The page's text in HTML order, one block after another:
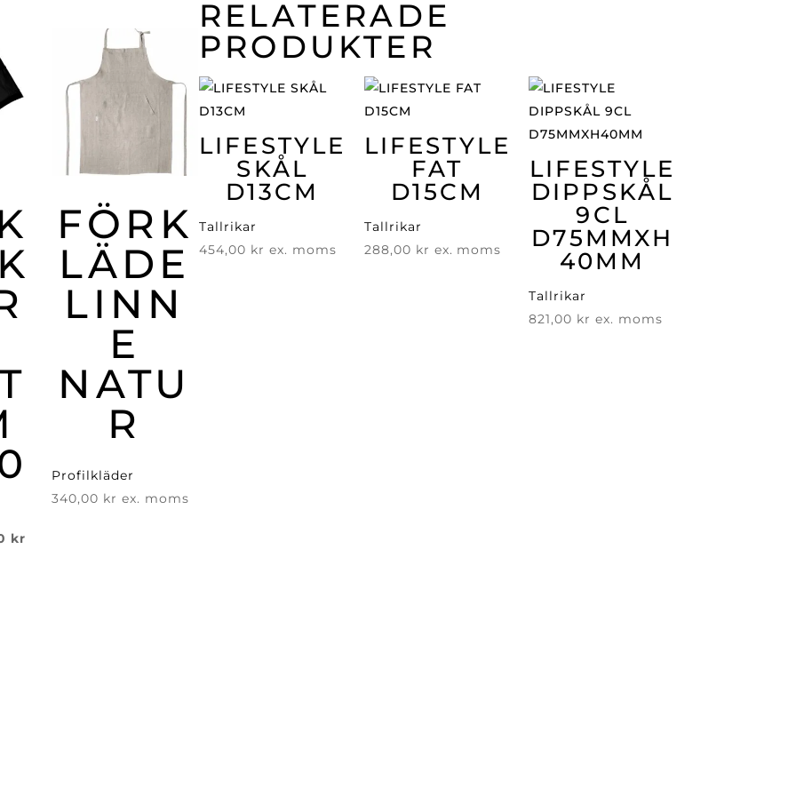
krDet
FÖRK
LÄDE
LINN
E
NATU
R
Profilkläder
340,00 kr ex. moms
RELATERADE
PRODUKTER
LIFESTYLE
SKÅL
D13CM
Tallrikar
454,00 kr ex. moms
LIFESTYLE
FAT
D15CM
Tallrikar
288,00 kr ex. moms
LIFESTYLE
DIPPSKÅL
9CL
D75MMXH
40MM
Tallrikar
821,00 kr ex. moms